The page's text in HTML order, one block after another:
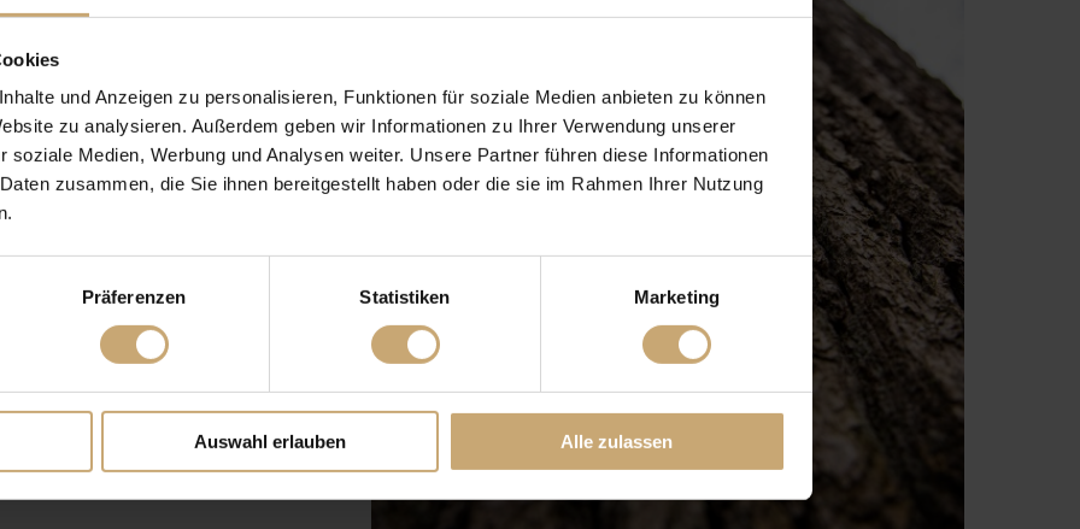
und Anzeigen zu personalisieren, Funktionen für soziale Medien anbieten zu können
zu analysieren. Außerdem geben wir Informationen zu Ihrer Verwendung unserer
soziale Medien, Werbung und Analysen weiter. Unsere Partner führen diese Informationen
zusammen, die Sie ihnen bereitgestellt haben oder die sie im Rahmen Ihrer Nutzung
Präferenzen Statistiken Marketing
Auswahl erlauben Alle zulassen
den Geschmack und die
Küfer exportieren diese
gereiften Weinen
Nebenprodukte ihrer
Verbrennung und
zudem in handwerklichen
verwendet.
und Designer ihr
Dekorationsobjekte und
und Innovation
Konsums und der lokalen